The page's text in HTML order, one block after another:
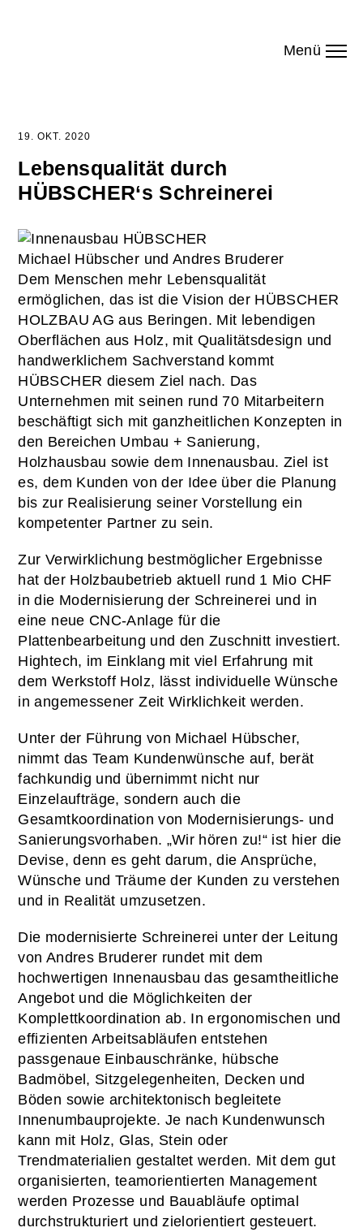
Menü
19. OKT. 2020
Lebensqualität durch
HÜBSCHER‘s Schreinerei
Michael Hübscher und Andres Bruderer
Dem Menschen mehr Lebensqualität
ermöglichen, das ist die Vision der HÜBSCHER
HOLZBAU AG aus Beringen. Mit lebendigen
Oberflächen aus Holz, mit Qualitätsdesign und
handwerklichem Sachverstand kommt
HÜBSCHER diesem Ziel nach. Das
Unternehmen mit seinen rund 70 Mitarbeitern
beschäftigt sich mit ganzheitlichen Konzepten in
den Bereichen Umbau + Sanierung,
Holzhausbau sowie dem Innenausbau. Ziel ist
es, dem Kunden von der Idee über die Planung
bis zur Realisierung seiner Vorstellung ein
kompetenter Partner zu sein.
Zur Verwirklichung bestmöglicher Ergebnisse
hat der Holzbaubetrieb aktuell rund 1 Mio CHF
in die Modernisierung der Schreinerei und in
eine neue CNC-Anlage für die
Plattenbearbeitung und den Zuschnitt investiert.
Hightech, im Einklang mit viel Erfahrung mit
dem Werkstoff Holz, lässt individuelle Wünsche
in angemessener Zeit Wirklichkeit werden.
Unter der Führung von Michael Hübscher,
nimmt das Team Kundenwünsche auf, berät
fachkundig und übernimmt nicht nur
Einzelaufträge, sondern auch die
Gesamtkoordination von Modernisierungs- und
Sanierungsvorhaben. „Wir hören zu!“ ist hier die
Devise, denn es geht darum, die Ansprüche,
Wünsche und Träume der Kunden zu verstehen
und in Realität umzusetzen.
Die modernisierte Schreinerei unter der Leitung
von Andres Bruderer rundet mit dem
hochwertigen Innenausbau das gesamtheitliche
Angebot und die Möglichkeiten der
Komplettkoordination ab. In ergonomischen und
effizienten Arbeitsabläufen entstehen
passgenaue Einbauschränke, hübsche
Badmöbel, Sitzgelegenheiten, Decken und
Böden sowie architektonisch begleitete
Innenumbauprojekte. Je nach Kundenwunsch
kann mit Holz, Glas, Stein oder
Trendmaterialien gestaltet werden. Mit dem gut
organisierten, teamorientierten Management
werden Prozesse und Bauabläufe optimal
durchstrukturiert und zielorientiert gesteuert.